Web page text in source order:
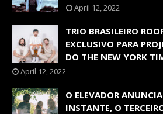
April 12, 2022
TRIO BRASILEIRO
EXCLUSIVO PARA
DO THE NEW YORK
April 12, 2022
O ELEVADOR
INSTANTE, O